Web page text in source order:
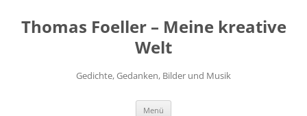
Thomas Foeller – Meine kreative
Welt
Gedichte, Gedanken, Bilder und Musik
Menü